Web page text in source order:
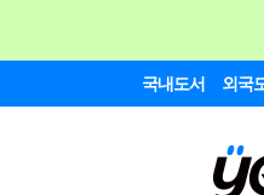
국내도서 외국